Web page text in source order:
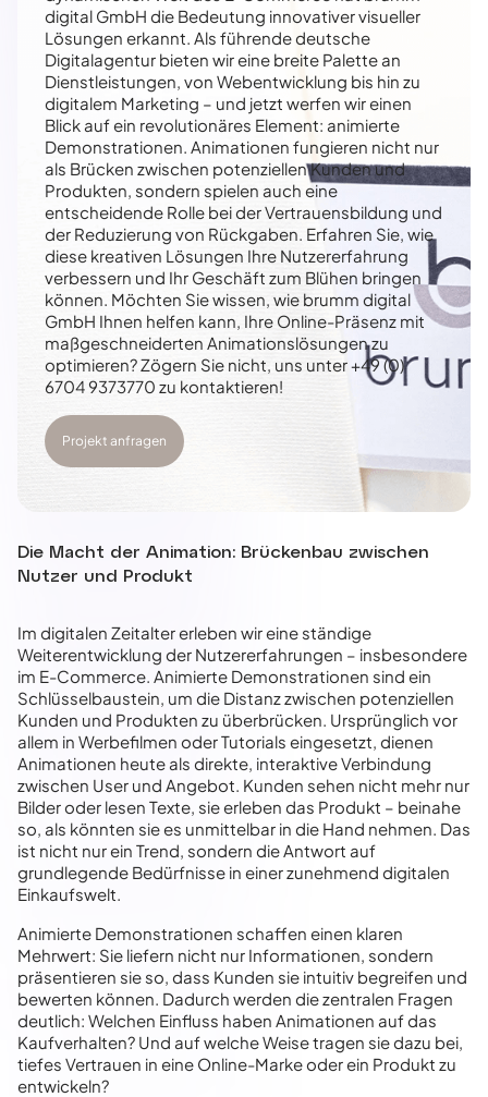
digital GmbH die Bedeutung innovativer visueller
Lösungen erkannt. Als führende deutsche
Digitalagentur bieten wir eine breite Palette an
Dienstleistungen, von Webentwicklung bis hin zu
digitalem Marketing – und jetzt werfen wir einen
Blick auf ein revolutionäres Element: animierte
Demonstrationen. Animationen fungieren nicht nur
als Brücken zwischen potenziellen Kunden und
Produkten, sondern spielen auch eine
entscheidende Rolle bei der Vertrauensbildung und
der Reduzierung von Rückgaben. Erfahren Sie, wie
diese kreativen Lösungen Ihre Nutzererfahrung
verbessern und Ihr Geschäft zum Blühen bringen
können. Möchten Sie wissen, wie brumm digital
GmbH Ihnen helfen kann, Ihre Online-Präsenz mit
maßgeschneiderten Animationslösungen zu
optimieren? Zögern Sie nicht, uns unter +49 (0)
6704 9373770 zu kontaktieren!
Projekt anfragen
Die Macht der Animation: Brückenbau zwischen
Nutzer und Produkt
Im digitalen Zeitalter erleben wir eine ständige
Weiterentwicklung der Nutzererfahrungen – insbesondere
im E-Commerce. Animierte Demonstrationen sind ein
Schlüsselbaustein, um die Distanz zwischen potenziellen
Kunden und Produkten zu überbrücken. Ursprünglich vor
allem in Werbefilmen oder Tutorials eingesetzt, dienen
Animationen heute als direkte, interaktive Verbindung
zwischen User und Angebot. Kunden sehen nicht mehr nur
Bilder oder lesen Texte, sie erleben das Produkt – beinahe
so, als könnten sie es unmittelbar in die Hand nehmen. Das
ist nicht nur ein Trend, sondern die Antwort auf
grundlegende Bedürfnisse in einer zunehmend digitalen
Einkaufswelt.
Animierte Demonstrationen schaffen einen klaren
Mehrwert: Sie liefern nicht nur Informationen, sondern
präsentieren sie so, dass Kunden sie intuitiv begreifen und
bewerten können. Dadurch werden die zentralen Fragen
deutlich: Welchen Einfluss haben Animationen auf das
Kaufverhalten? Und auf welche Weise tragen sie dazu bei,
tiefes Vertrauen in eine Online-Marke oder ein Produkt zu
entwickeln?